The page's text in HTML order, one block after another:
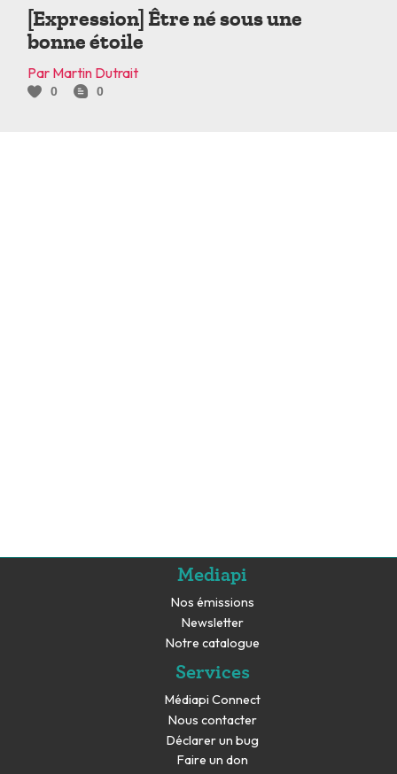
[Expression] Être né sous une
bonne étoile
Par Martin Dutrait
0 0
Mediapi
Nos émissions
Newsletter
Notre catalogue
Services
Médiapi Connect
Nous contacter
Déclarer un bug
Faire un don